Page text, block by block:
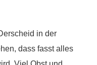
in der
dass fasst alles